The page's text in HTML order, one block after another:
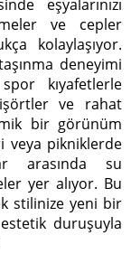
eşyalarınızı
ve cepler
kolaylaşıyor.
deneyimi
kıyafetlerle
ve rahat
bir görünüm
veya pikniklerde
arasında su
yer alıyor. Bu
stilinize yeni bir
duruşuyla